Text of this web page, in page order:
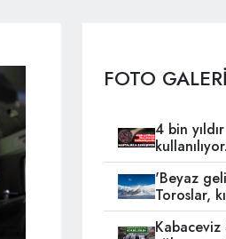
FOTO GALERİ
4 bin
'Beyaz
Toroslar,